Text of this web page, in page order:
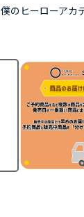
僕のヒーローアカ